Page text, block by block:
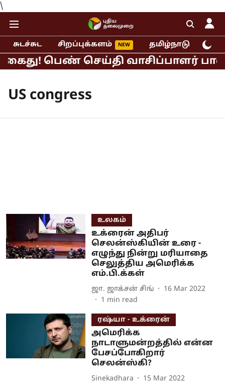
\
சுடச்சுட சிறப்புக்களம் தமிழ்நாடு
பெண் செய்தி வாசிப்பாளர்
US congress
உலகம்
உக்ரைன் அதிபர்
செலன்ஸ்கியின் உரை -
எழுந்து நின்று மரியாதை
செலுத்திய அமெரிக்க
எம்.பி.க்கள்
ஜா. ஜாக்சன் சிங்
16 Mar 2022
1 min read
ரஷ்யா - உக்ரைன்
அமெரிக்க
நாடாளுமன்றத்தில் என்ன
பேசப்போகிறார்
செலன்ஸ்கி?
Sinekadhara
15 Mar 2022